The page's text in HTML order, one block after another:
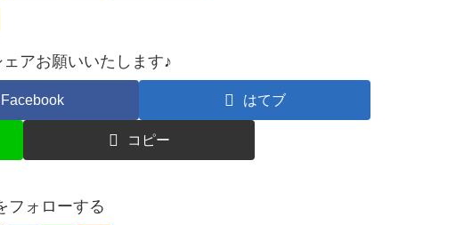
アお願いいたします♪
Facebook はてブ
コピー
フォローする